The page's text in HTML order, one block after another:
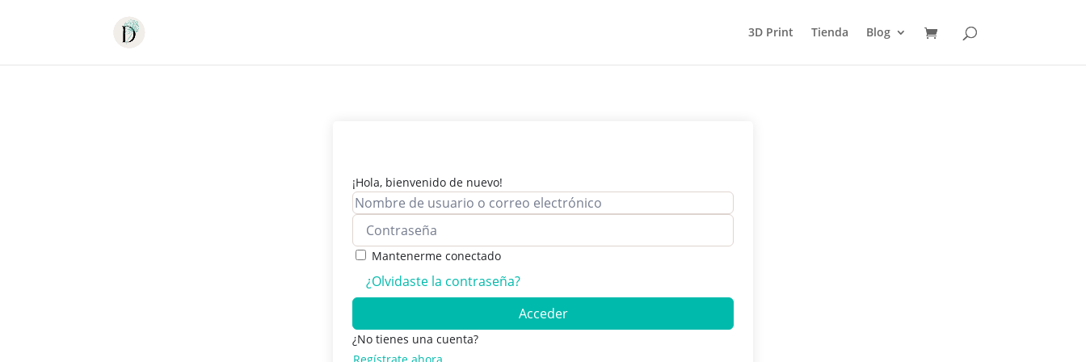
3D Print Tienda Blog
¡Hola, bienvenido de nuevo!
Mantenerme conectado
¿Olvidaste la contraseña?
Acceder
¿No tienes una cuenta?